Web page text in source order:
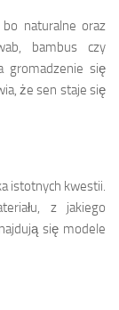
bo naturalne oraz
bambus czy
gromadzenie się
że sen staje się
istotnych kwestii.
z jakiego
się modele